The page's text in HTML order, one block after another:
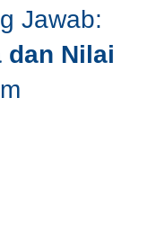
Jawab:
dan Nilai